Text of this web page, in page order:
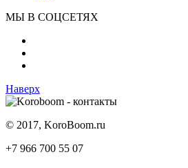
МЫ В СОЦСЕТЯХ
Наверх
© 2017, KoroBoom.ru
+7 966 700 55 07